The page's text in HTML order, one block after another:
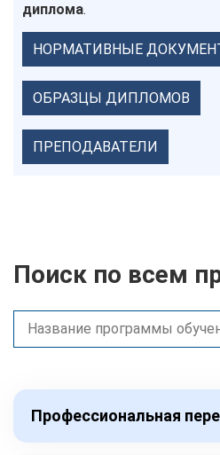
диплома.
НОРМАТИВНЫЕ
ОБРАЗЦЫ ДИПЛОМОВ
ПРЕПОДАВАТЕЛИ
Поиск по всем
Профессиональная